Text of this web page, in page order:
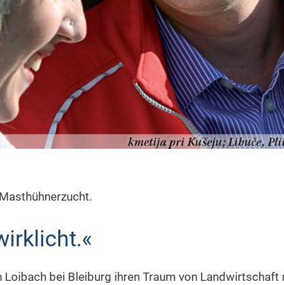
Loibach bei Bleiburg ihren Traum von